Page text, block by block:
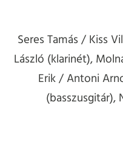
Seres Tamás / Kiss
László (klarinét),
Erik / Antoni